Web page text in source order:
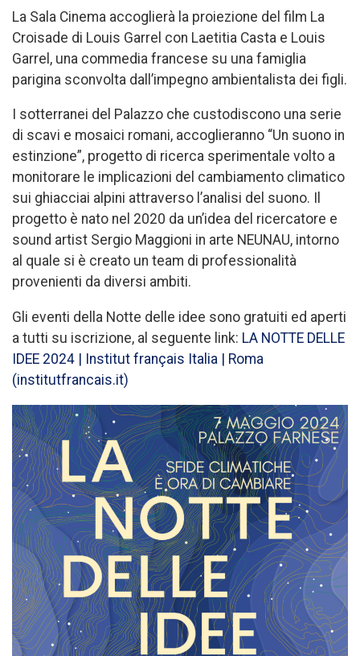
La Sala Cinema accoglierà la proiezione del film La
Croisade di Louis Garrel con Laetitia Casta e Louis
Garrel, una commedia francese su una famiglia
parigina sconvolta dall’impegno ambientalista dei figli.
I sotterranei del Palazzo che custodiscono una serie
di scavi e mosaici romani, accoglieranno “Un suono in
estinzione”, progetto di ricerca sperimentale volto a
monitorare le implicazioni del cambiamento climatico
sui ghiacciai alpini attraverso l’analisi del suono. Il
progetto è nato nel 2020 da un’idea del ricercatore e
sound artist Sergio Maggioni in arte NEUNAU, intorno
al quale si è creato un team di professionalità
provenienti da diversi ambiti.
Gli eventi della Notte delle idee sono gratuiti ed aperti
a tutti su iscrizione, al seguente link: LA NOTTE DELLE
IDEE 2024 | Institut français Italia | Roma
(institutfrancais.it)